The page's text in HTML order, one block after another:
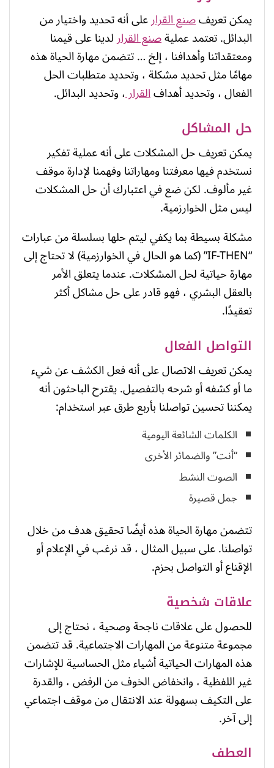
يمكن تعريفصنع القرارعلى أنه تحديد واختيار من
البدائل. تعتمد عمليةصنع القرارلدينا على قيمنا
ومعتقداتنا وأهدافنا ، إلخ … تتضمن مهارة الحياة هذه
مهامًا مثل تحديد مشكلة ، وتحديد متطلبات الحل
الفعال ، وتحديد أهدافالقرار، وتحديد البدائل.
حل المشاكل
يمكن تعريف حل المشكلات على أنه عملية تفكير
نستخدم فيها معرفتنا ومهاراتنا وفهمنا لإدارة موقف
غير مألوف. لكن ضع في اعتبارك أن حل المشكلات
ليس مثل الخوارزمية.
مشكلة بسيطة بما يكفي ليتم حلها بسلسلة من عبارات
“IF-THEN” (كما هو الحال في الخوارزمية) لا تحتاج إلى
مهارة حياتية لحل المشكلات. عندما يتعلق الأمر
بالعقل البشري ، فهو قادر على حل مشاكل أكثر
تعقيدًا.
التواصل الفعال
يمكن تعريف الاتصال على أنه فعل الكشف عن شيء
ما أو كشفه أو شرحه بالتفصيل. يقترح الباحثون أنه
يمكننا تحسين تواصلنا بأربع طرق عبر استخدام:
الكلمات الشائعة اليومية
“أنت” والضمائر الأخرى
الصوت النشط
جمل قصيرة
تتضمن مهارة الحياة هذه أيضًا تحقيق هدف من خلال
تواصلنا. على سبيل المثال ، قد نرغب في الإعلام أو
الإقناع أو التواصل بحزم.
علاقات شخصية
للحصول على علاقات ناجحة وصحية ، نحتاج إلى
مجموعة متنوعة من المهارات الاجتماعية. قد تتضمن
هذه المهارات الحياتية أشياء مثل الحساسية للإشارات
غير اللفظية ، وانخفاض الخوف من الرفض ، والقدرة
على التكيف بسهولة عند الانتقال من موقف اجتماعي
إلى آخر.
العطف